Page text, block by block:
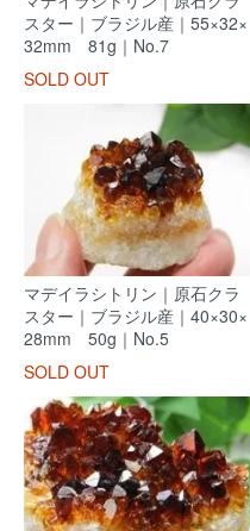
スター｜ブラジル産｜55×32×
32mm 81g｜No.7
SOLD OUT
マデイラシトリン｜原石クラ
スター｜ブラジル産｜40×30×
28mm 50g｜No.5
SOLD OUT